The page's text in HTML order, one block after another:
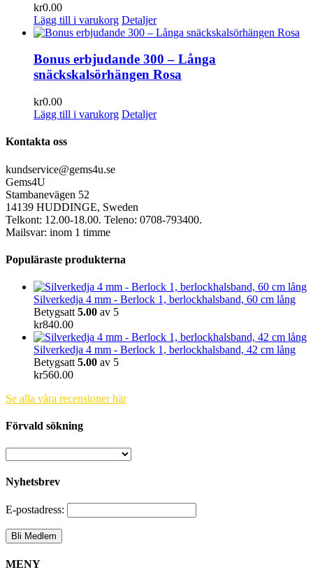
kr0.00
Lägg till i varukorg Detaljer
Bonus erbjudande 300 – Långa
snäckskalsörhängen Rosa
kr0.00
Lägg till i varukorg Detaljer
Kontakta oss
kundservice@gems4u.se
Gems4U
Stambanevägen 52
14139 HUDDINGE, Sweden
Telkont: 12.00-18.00. Teleno: 0708-793400.
Mailsvar: inom 1 timme
Populäraste produkterna
Silverkedja 4 mm - Berlock 1, berlockhalsband, 60 cm lång
Betygsatt 5.00 av 5
kr840.00
Silverkedja 4 mm - Berlock 1, berlockhalsband, 42 cm lång
Betygsatt 5.00 av 5
kr560.00
Se alla våra recensioner här
Förvald sökning
Nyhetsbrev
E-postadress:
MENY